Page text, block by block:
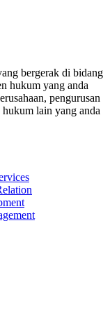
bergerak di bidang
hukum yang anda
pengurusan
lain yang anda